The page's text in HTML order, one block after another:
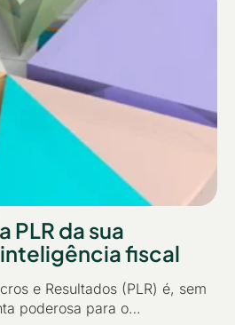
PLR da sua
fiscal
e Resultados (PLR) é, sem
poderosa para o…